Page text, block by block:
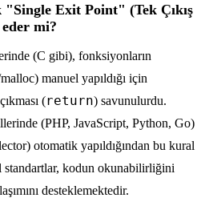
Exit Point" (Tek Çıkış
mi?
(C gibi), fonksiyonların
manuel yapıldığı için
(return) savunulurdu.
(PHP, JavaScript, Python, Go)
otomatik yapıldığından bu kural
kodun okunabilirliğini
desteklemektedir.